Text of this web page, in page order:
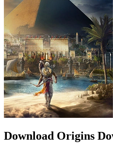
Download Origins